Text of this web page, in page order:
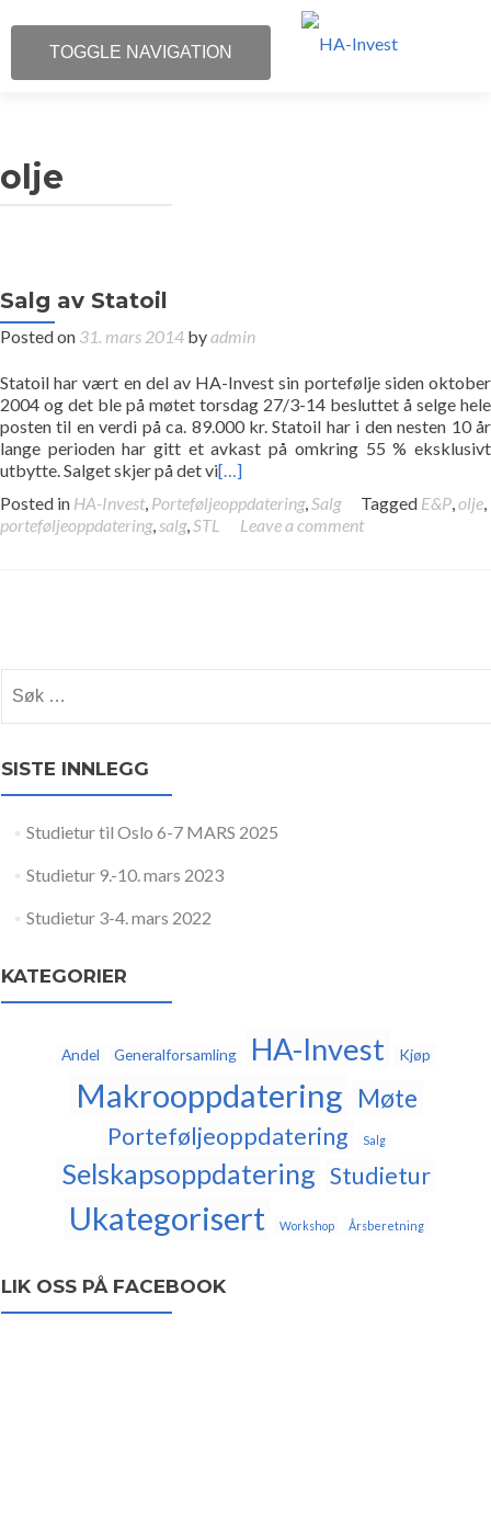
TOGGLE NAVIGATION
Begrepsoversikt
olje
Salg av Statoil
Posted on 31. mars 2014 byadmin
Statoil har vært en del av HA-Invest sin portefølje siden oktober
2004 og det ble på møtet torsdag 27/3-14 besluttet å selge hele
posten til en verdi på ca. 89.000 kr. Statoil har i den nesten 10 år
lange perioden har gitt et avkast på omkring 55 % eksklusivt
utbytte. Salget skjer på det vi[…]
Posted in HA-Invest, Porteføljeoppdatering,Salg Tagged E&P,olje,
porteføljeoppdatering,salg,STL Leave a comment
SISTE INNLEGG
Studietur til Oslo 6-7 MARS 2025
Studietur 9.-10. mars 2023
Studietur 3-4. mars 2022
KATEGORIER
Andel Generalforsamling HA-Invest Kjøp
Makrooppdatering Møte
Porteføljeoppdatering Salg
Selskapsoppdatering Studietur
Ukategorisert Workshop Årsberetning
LIK OSS PÅ FACEBOOK